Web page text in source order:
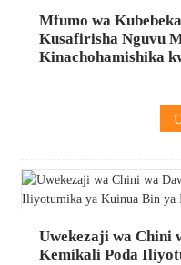
Mfumo wa
Kusafirisha Nguvu
Kinachohamishika
Uwekezaji wa Chini
Kemikali Poda